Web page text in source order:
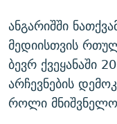
ანგარიშში
მედიისთვის
ბევრ ქვეყანაში
არჩევნების
როლი